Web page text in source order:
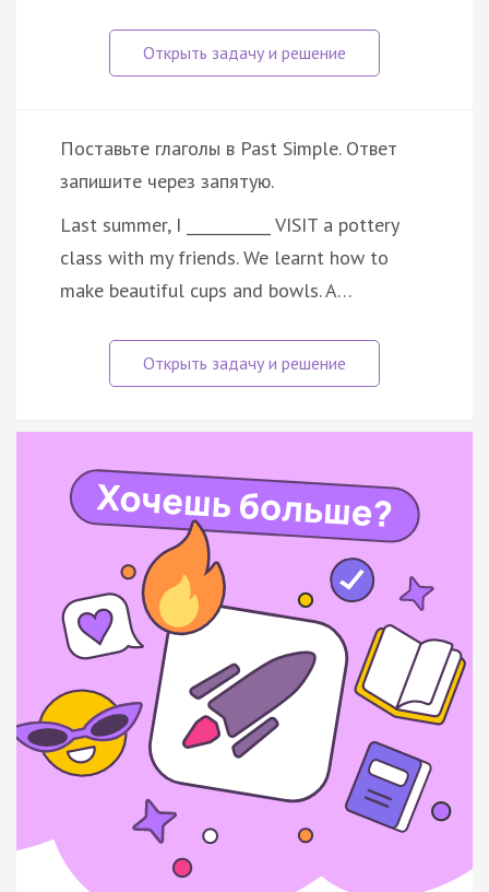
Поставьте глаголы в Past Simple. Ответ
запишите через запятую.
Last summer, I ___________ VISIT a pottery
class with my friends. We learnt how to
make beautiful cups and bowls. A…